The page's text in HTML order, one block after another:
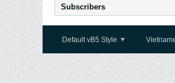
Subscribers
Default vB5 Style